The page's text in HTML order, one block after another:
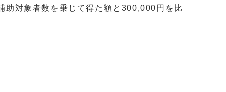
助対象者数を乗じて得た額と300,000円を比